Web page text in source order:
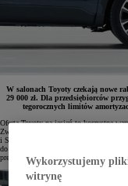
W salonach Toyoty czekają nowe
29 000 zł. Dla przedsiębiorców
tegorocznych limitów
Oferta Toyoty na jesień to korzystne
Zwiększone rabaty obejmują wybrane
i SUV-y. Dodatkowo dostępny jest
do końca roku zdecydują się wzbogacić
preferencyjnych zasad rozliczania
Wykorzystujemy
witrynę